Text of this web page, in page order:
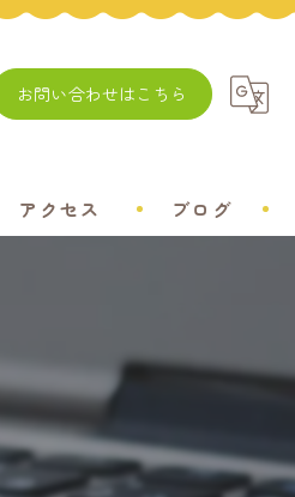
お問い合わせはこちら
アクセス ブログ